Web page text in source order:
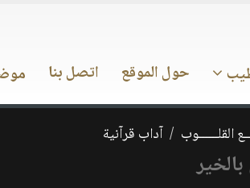
حول الموقع اتصل بنا
القلــــــوب آداب قرآنية